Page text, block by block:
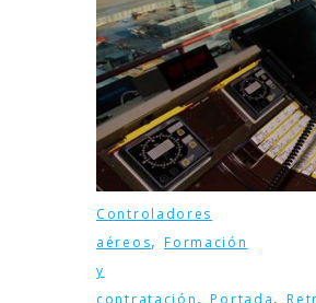
Controladores
aéreos,Formación
y
, ,